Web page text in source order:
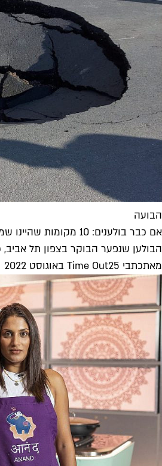
הבועה
אם כבר בולענים: 10 מקומות שהיינו שמחים שייעלמו בעיר
הבולען שנפער הבוקר בצפון תל
מאתכתבי Time Out 25 באוגוסט 2022